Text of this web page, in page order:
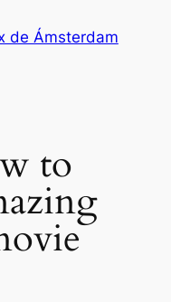
de Ámsterdam
to